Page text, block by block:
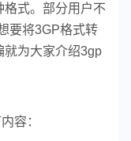
式。部分用户不
要将3GP格式转
就为大家介绍3gp
容：